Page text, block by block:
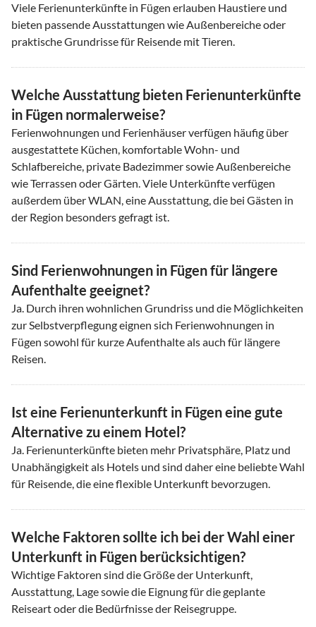
Viele Ferienunterkünfte in Fügen erlauben Haustiere und
bieten passende Ausstattungen wie Außenbereiche oder
praktische Grundrisse für Reisende mit Tieren.
Welche Ausstattung bieten Ferienunterkünfte
in Fügen normalerweise?
Ferienwohnungen und Ferienhäuser verfügen häufig über
ausgestattete Küchen, komfortable Wohn- und
Schlafbereiche, private Badezimmer sowie Außenbereiche
wie Terrassen oder Gärten. Viele Unterkünfte verfügen
außerdem über WLAN, eine Ausstattung, die bei Gästen in
der Region besonders gefragt ist.
Sind Ferienwohnungen in Fügen für längere
Aufenthalte geeignet?
Ja. Durch ihren wohnlichen Grundriss und die Möglichkeiten
zur Selbstverpflegung eignen sich Ferienwohnungen in
Fügen sowohl für kurze Aufenthalte als auch für längere
Reisen.
Ist eine Ferienunterkunft in Fügen eine gute
Alternative zu einem Hotel?
Ja. Ferienunterkünfte bieten mehr Privatsphäre, Platz und
Unabhängigkeit als Hotels und sind daher eine beliebte Wahl
für Reisende, die eine flexible Unterkunft bevorzugen.
Welche Faktoren sollte ich bei der Wahl einer
Unterkunft in Fügen berücksichtigen?
Wichtige Faktoren sind die Größe der Unterkunft,
Ausstattung, Lage sowie die Eignung für die geplante
Reiseart oder die Bedürfnisse der Reisegruppe.